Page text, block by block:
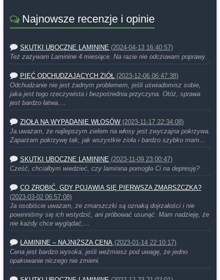
Najnowsze recenzje i opinie
SKUTKI UBOCZNE LAMININE (2024-04-13 16:40:57)
Też zażywam Laminine 4 miesiące. Na razie nie odczuwam poprawy.
PIĘĆ ODCHUDZAJĄCYCH ZIÓŁ (2023-12-06 06:47:38)
Odchudzanie nie jest żadnym problemem, jeśli uświadomisz sobie,
jaka jest tego rzeczywista i bezpośrednia przyczyna. Otóż, sprawa
jest bardzo łatwa.…
ZIOŁA NA WYPADANIE WŁOSÓW (2023-11-17 22:34:08)
Ja uważam, że najlepszym zielem na włosy jest zwyczajna pokrzywa.
Zaparzam pokrzywę tak, jak wszystkie zioła i bardzo szybko mam…
SKUTKI UBOCZNE LAMININE (2023-11-09 23:00:47)
Cześć, chciałbym wiedzieć, czy laminina pomogła Ci na depresję?
CO ZROBIĆ, GDY POJAWIA SIĘ PIERWSZA ZMARSZCZKA?
(2023-03-02 06:57:08)
Ja osobiście uważam, że zmarszczki są oznaką dojrzałości i nie
powinniśmy się ich wstydzić, ani próbować usunąć. Mam nadzieję, że
nie każdy chce wyglądać,…
LAMININE – NAJNIŻSZA CENA (2023-01-14 22:10:17)
Cena jest bardzo wysoka, jeśli weźmiesz pod uwagę, że jedno
opakowanie niczego nie zmieni.